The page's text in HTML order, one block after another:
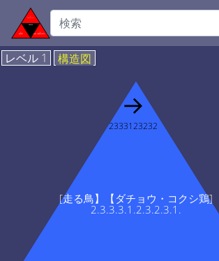
レベル 1 構造図
[走る鳥】【ダチョウ・コクシ鶏]
2.3.3.3.1.2.3.2.3.1.
→
2333123232